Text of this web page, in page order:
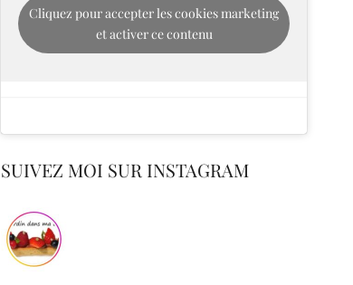
Cliquez pour accepter les cookies marketing
et activer ce contenu
SUIVEZ MOI SUR INSTAGRAM